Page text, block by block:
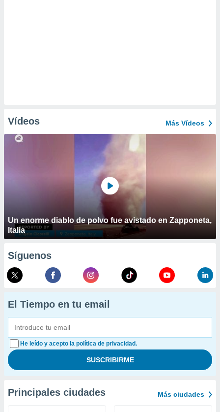
Vídeos Más Vídeos
Un enorme diablo de polvo fue avistado en Zapponeta,
Italia
Síguenos
El Tiempo en tu email
He leído y acepto la política de privacidad.
Principales ciudades Más ciudades